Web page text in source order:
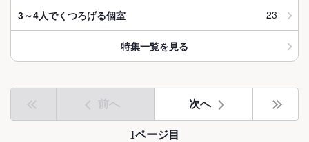
3～4人でくつろげる個室 23
特集一覧を見る
前へ 次へ
1ページ目